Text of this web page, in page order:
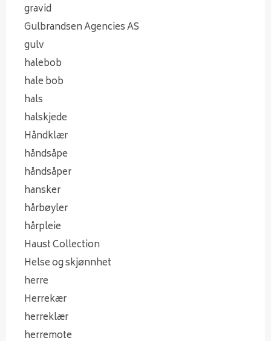
gravid
Gulbrandsen Agencies AS
gulv
halebob
hale bob
hals
halskjede
Håndklær
håndsåpe
håndsåper
hansker
hårbøyler
hårpleie
Haust Collection
Helse og skjønnhet
herre
Herrekær
herreklær
herremote